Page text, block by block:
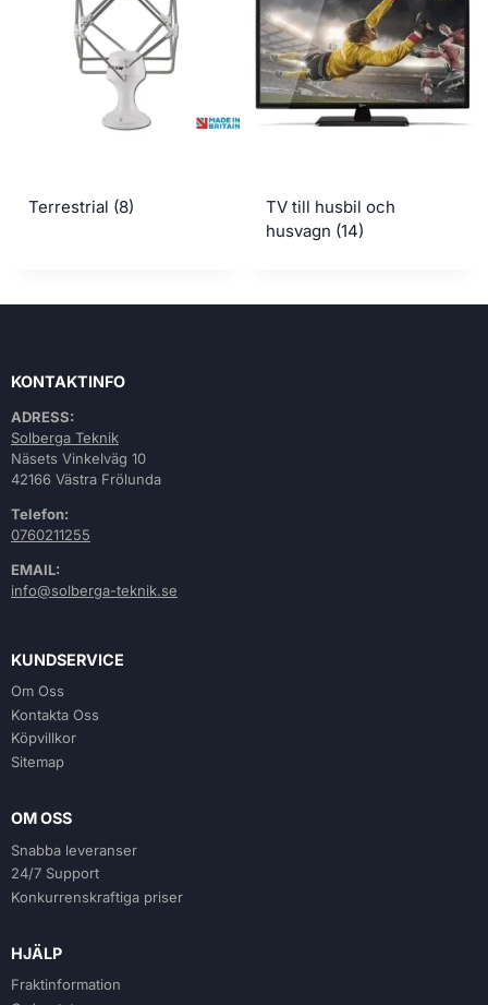
Terrestrial (8)
TV till husbil och
husvagn (14)
KONTAKTINFO
ADRESS:
Solberga Teknik
Näsets Vinkelväg 10
42166 Västra Frölunda
Telefon:
0760211255
EMAIL:
info@solberga-teknik.se
KUNDSERVICE
Om Oss
Kontakta Oss
Köpvillkor
Sitemap
OM OSS
Snabba leveranser
24/7 Support
Konkurrenskraftiga priser
HJÄLP
Fraktinformation